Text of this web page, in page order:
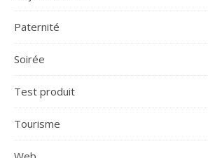
Paternité
Soirée
Test produit
Tourisme